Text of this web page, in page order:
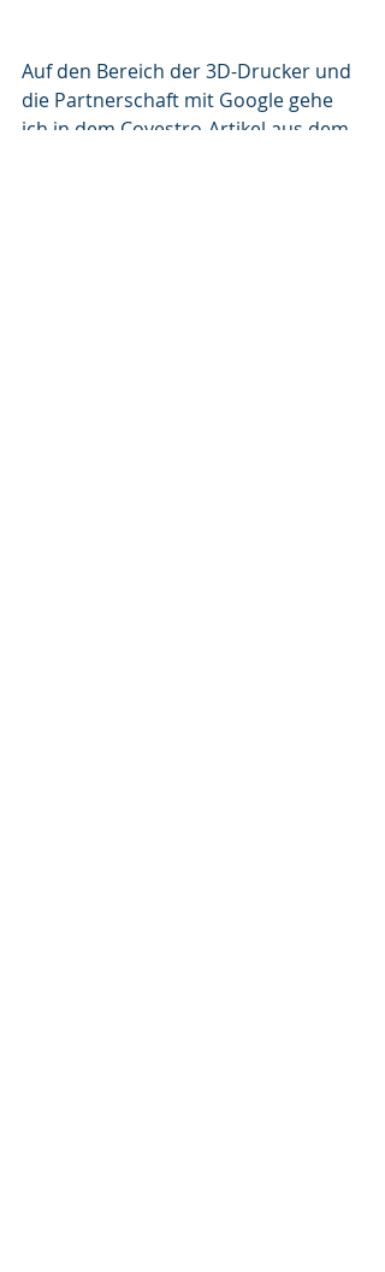
Auf den Bereich der 3D-Drucker und
die Partnerschaft mit Google gehe
ich in dem Covestro-Artikel aus dem